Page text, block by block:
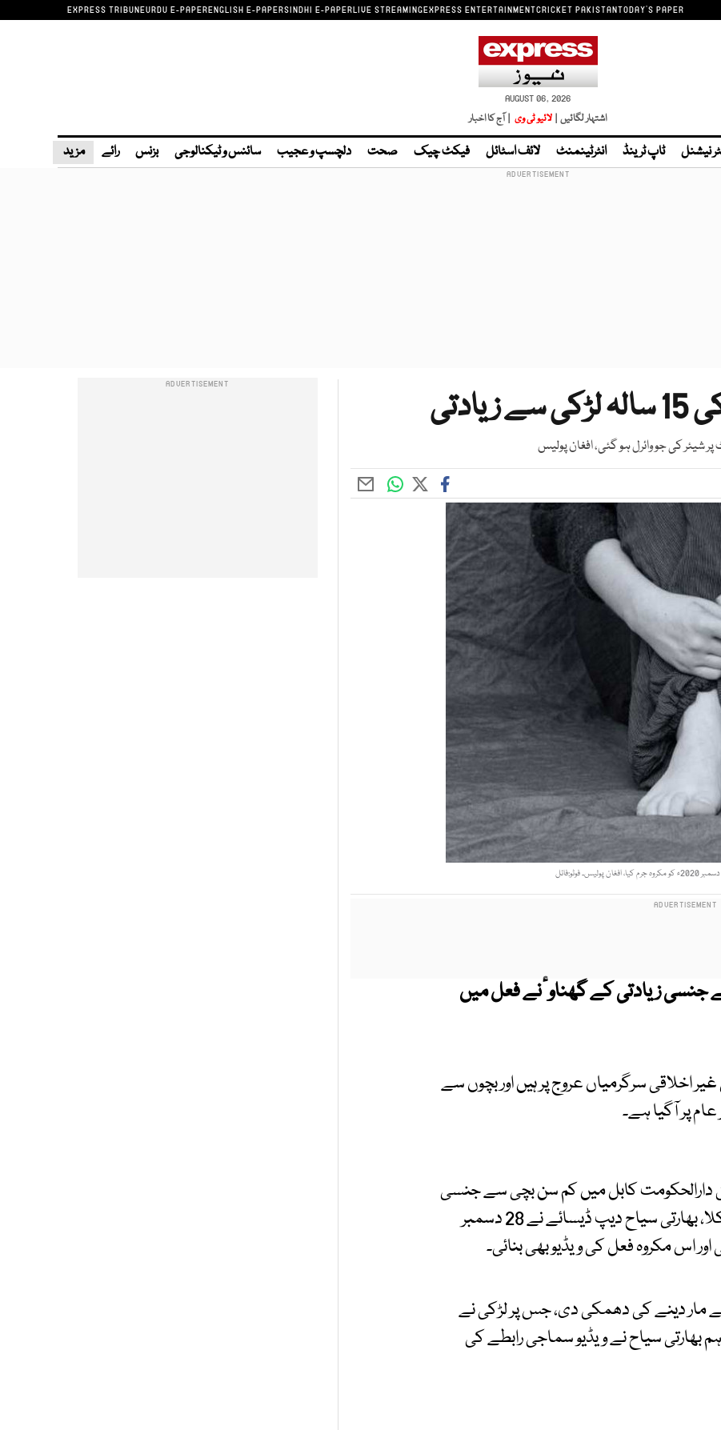
EXPRESS TRIBUNEURDU E-PAPERENGLISH E-PAPERSINDHI E-PAPERLIVE STREAMINGEXPRESS ENTERTAINMENTCRICKET PAKISTANTODAY'S PAPER
AUGUST 06, 2026
اشتہار لگائیں | لائیو ٹی وی | آج کا اخبار
نیشنل ٹاپ ٹرینڈ انٹرٹینمنٹ لائف اسٹائل فیکٹ چیک صحت دلچسپ و عجیب سائنس و ٹیکنالوجی بزنس رائے مزید
شیئر کی جو وائرل ہو گئی، افغان پولیس
میں 15 سالہ لڑکی سے جنسی زیادتی کے گھناوٴنے فعل میں
اخلاقی سرگرمیاں عروج پر ہیں اور بچوں سے
عام پر آگیا ہے۔
دارالحکومت کابل میں کم سن بچی سے جنسی
زیادتی کے گھناوٴنے فعل میں بھارتی گروہ ملوث نکلا، بھارتی سیاح دیپ ڈیسائے نے 28 دسمبر
مار دینے کی دھمکی دی، جس پر لڑکی نے
بھارتی سیاح نے ویڈیو سماجی رابطے کی